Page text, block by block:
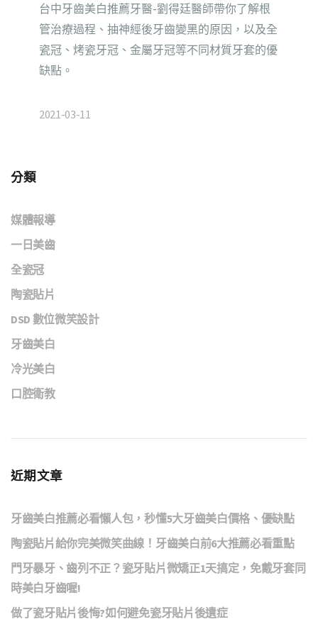
台中牙齒美白推薦牙醫-劉得廷醫師帶你了解根
管治療過程、抽神經後牙齒變黑的原因，以及全
瓷冠、烤瓷牙冠、金屬牙冠等不同材質牙套的優
缺點。
2021-03-11
分類
媒體報導
一日美齒
全瓷冠
陶瓷貼片
DSD 數位微笑設計
牙齒美白
冷光美白
口腔衛教
近期文章
牙齒美白推薦必看懶人包，秒懂5大牙齒美白價格、優缺點
陶瓷貼片給你完美微笑曲線！牙齒美白前6大推薦必看重點
門牙暴牙、齒列不正？瓷牙貼片微矯正1天搞定，免戴牙套同
時美白牙齒喔!
做了瓷牙貼片後悔?如何避免瓷牙貼片後遺症